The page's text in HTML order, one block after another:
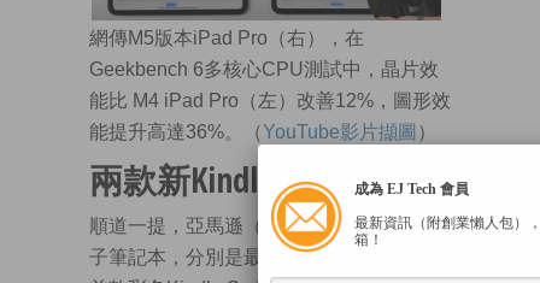
網傳M5版本iPad Pro（右），在
Geekbench 6多核心CPU測試中，晶片效
能比 M4 iPad Pro（左）改善12%，圖形效
能提升高達36%。（YouTube影片擷圖 ）
兩款新Kindle配備AI
順道一提，亞馬遜（Amazon） 推出兩款電
子筆記本，分別是最新的Kindle Scribe及
成為 EJ Tech 會員
最新資訊（附創業懶人包）
箱！